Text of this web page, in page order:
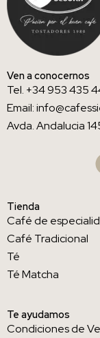
Ven a conocernos
Tel. +34 953 435
Email:
Avda. Andalucia
Tienda
Café de
Café Tradicional
Té
Té Matcha
Te ayudamos
Condiciones de